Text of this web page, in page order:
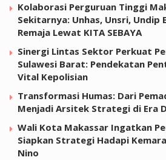
Kolaborasi Perguruan Tinggi
Sekitarnya: Unhas, Unsri, Undip
Remaja Lewat KITA SEBAYA
Sinergi Lintas Sektor Perkuat
Sulawesi Barat: Pendekatan
Vital Kepolisian
Transformasi Humas: Dari
Menjadi Arsitek Strategi di Era
Wali Kota Makassar Ingatkan
Siapkan Strategi Hadapi
Nino